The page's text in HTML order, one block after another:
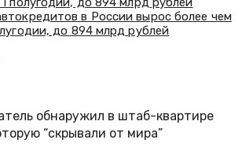
в России вырос более чем
до 894 млрд рублей
обнаружил в штаб-квартире
“скрывали от мира”